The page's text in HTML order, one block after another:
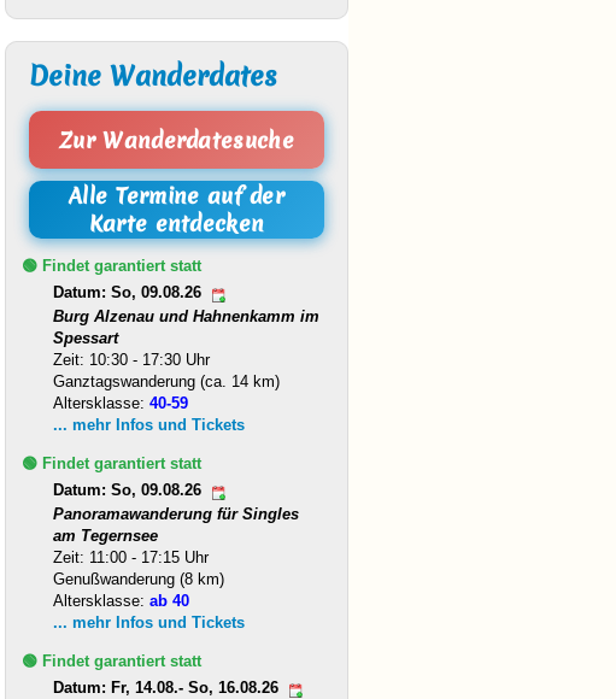
Deine Wanderdates
Zur Wanderdatesuche
Alle Termine auf der
Karte entdecken
🟢 Findet garantiert statt
Datum: So, 09.08.26
Burg Alzenau und Hahnenkamm im
Spessart
Zeit: 10:30 - 17:30 Uhr
Ganztagswanderung (ca. 14 km)
Altersklasse:40-59
... mehr Infos und Tickets
🟢 Findet garantiert statt
Datum: So, 09.08.26
Panoramawanderung für Singles
am Tegernsee
Zeit: 11:00 - 17:15 Uhr
Genußwanderung (8 km)
Altersklasse:ab 40
... mehr Infos und Tickets
🟢 Findet garantiert statt
Datum: Fr, 14.08.- So, 16.08.26